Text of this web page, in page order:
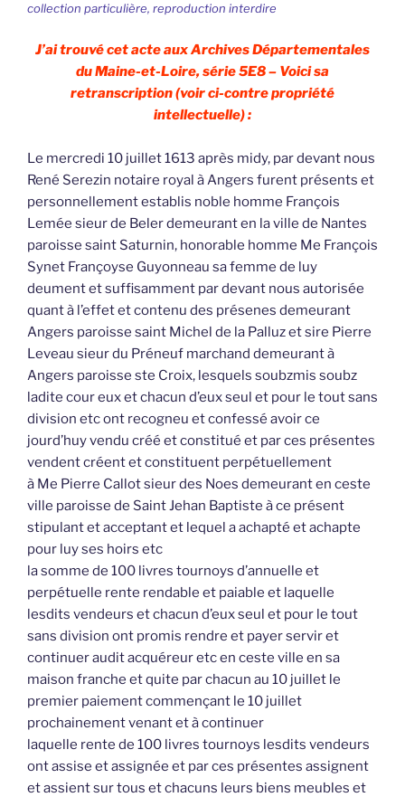
collection particulière, reproduction interdire
J’ai trouvé cet acte aux Archives Départementales
du Maine-et-Loire, série 5E8 – Voici sa
retranscription (voir ci-contre propriété
intellectuelle) :
Le mercredi 10 juillet 1613 après midy, par devant nous
René Serezin notaire royal à Angers furent présents et
personnellement establis noble homme François
Lemée sieur de Beler demeurant en la ville de Nantes
paroisse saint Saturnin, honorable homme Me François
Synet Françoyse Guyonneau sa femme de luy
deument et suffisamment par devant nous autorisée
quant à l’effet et contenu des présenes demeurant
Angers paroisse saint Michel de la Palluz et sire Pierre
Leveau sieur du Préneuf marchand demeurant à
Angers paroisse ste Croix, lesquels soubzmis soubz
ladite cour eux et chacun d’eux seul et pour le tout sans
division etc ont recogneu et confessé avoir ce
jourd’huy vendu créé et constitué et par ces présentes
vendent créent et constituent perpétuellement
à Me Pierre Callot sieur des Noes demeurant en ceste
ville paroisse de Saint Jehan Baptiste à ce présent
stipulant et acceptant et lequel a achapté et achapte
pour luy ses hoirs etc
la somme de 100 livres tournoys d’annuelle et
perpétuelle rente rendable et paiable et laquelle
lesdits vendeurs et chacun d’eux seul et pour le tout
sans division ont promis rendre et payer servir et
continuer audit acquéreur etc en ceste ville en sa
maison franche et quite par chacun au 10 juillet le
premier paiement commençant le 10 juillet
prochainement venant et à continuer
laquelle rente de 100 livres tournoys lesdits vendeurs
ont assise et assignée et par ces présentes assignent
et assient sur tous et chacuns leurs biens meubles et